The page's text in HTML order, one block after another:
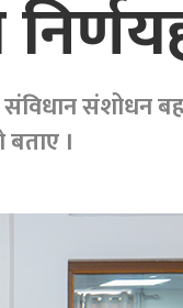
संविधान संशोधन
।